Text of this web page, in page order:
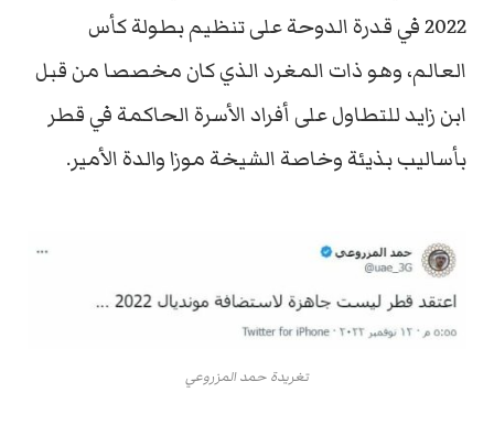
2022 في قدرة الدوحة على تنظيم بطولة كأس
العالم، وهو ذات المغرد الذي كان مخصصا من قبل
ابن زايد للتطاول على أفراد الأسرة الحاكمة في قطر
بأساليب بذيئة وخاصة الشيخة موزا والدة الأمير.
تغريدة حمد المزروعي